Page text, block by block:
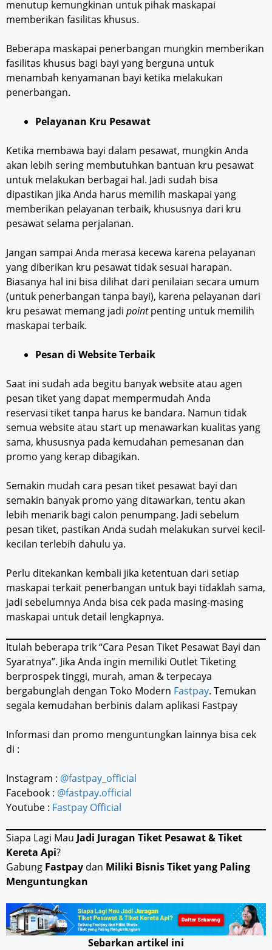
menutup kemungkinan untuk pihak maskapai
memberikan fasilitas khusus.
Beberapa maskapai penerbangan mungkin memberikan
fasilitas khusus bagi bayi yang berguna untuk
menambah kenyamanan bayi ketika melakukan
penerbangan.
Pelayanan Kru Pesawat
Ketika membawa bayi dalam pesawat, mungkin Anda
akan lebih sering membutuhkan bantuan kru pesawat
untuk melakukan berbagai hal. Jadi sudah bisa
dipastikan jika Anda harus memilih maskapai yang
memberikan pelayanan terbaik, khususnya dari kru
pesawat selama perjalanan.
Jangan sampai Anda merasa kecewa karena pelayanan
yang diberikan kru pesawat tidak sesuai harapan.
Biasanya hal ini bisa dilihat dari penilaian secara umum
(untuk penerbangan tanpa bayi), karena pelayanan dari
kru pesawat memang jadi pointpenting untuk memilih
maskapai terbaik.
Pesan di Website Terbaik
Saat ini sudah ada begitu banyak website atau agen
pesan tiket yang dapat mempermudah Anda
reservasi tiket tanpa harus ke bandara. Namun tidak
semua website atau start up menawarkan kualitas yang
sama, khususnya pada kemudahan pemesanan dan
promo yang kerap dibagikan.
Semakin mudah cara pesan tiket pesawat bayi dan
semakin banyak promo yang ditawarkan, tentu akan
lebih menarik bagi calon penumpang. Jadi sebelum
pesan tiket, pastikan Anda sudah melakukan survei kecil-
kecilan terlebih dahulu ya.
Perlu ditekankan kembali jika ketentuan dari setiap
maskapai terkait penerbangan untuk bayi tidaklah sama,
jadi sebelumnya Anda bisa cek pada masing-masing
maskapai untuk detail lengkapnya.
Itulah beberapa trik “Cara Pesan Tiket Pesawat Bayi dan
Syaratnya”. Jika Anda ingin memiliki Outlet Tiketing
berprospek tinggi, murah, aman & terpecaya
bergabunglah dengan Toko Modern Fastpay. Temukan
segala kemudahan berbinis dalam aplikasi Fastpay
Informasi dan promo menguntungkan lainnya bisa cek
di :
Instagram : @fastpay_official
Facebook : @fastpay.official
Youtube : Fastpay Official
Siapa Lagi Mau Jadi Juragan Tiket Pesawat & Tiket
Kereta Api?
Gabung Fastpay dan Miliki Bisnis Tiket yang Paling
Menguntungkan
Sebarkan artikel ini